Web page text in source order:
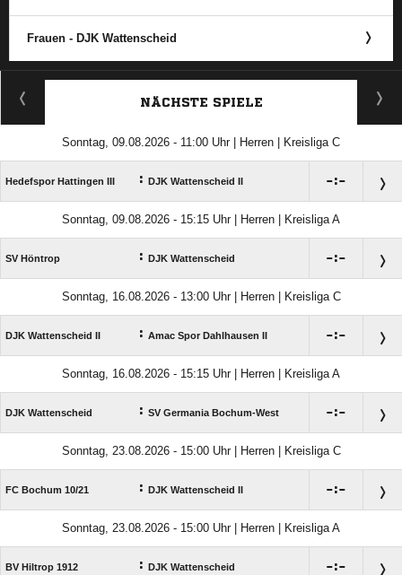
Frauen - DJK Wattenscheid
ANZEIGE
NÄCHSTE SPIELE
Sonntag, 09.08.2026 - 11:00 Uhr | Herren | Kreisliga C
Hedefspor Hattingen III : DJK Wattenscheid II :
Sonntag, 09.08.2026 - 15:15 Uhr | Herren | Kreisliga A
SV Höntrop : DJK Wattenscheid :
Sonntag, 16.08.2026 - 13:00 Uhr | Herren | Kreisliga C
DJK Wattenscheid II : Amac Spor Dahlhausen II :
Sonntag, 16.08.2026 - 15:15 Uhr | Herren | Kreisliga A
DJK Wattenscheid : SV Germania Bochum-West :
Sonntag, 23.08.2026 - 15:00 Uhr | Herren | Kreisliga C
FC Bochum 10/​21 : DJK Wattenscheid II :
Sonntag, 23.08.2026 - 15:00 Uhr | Herren | Kreisliga A
BV Hiltrop 1912 : DJK Wattenscheid :